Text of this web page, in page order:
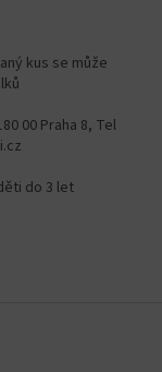
kus se může
00 Praha 8, Tel
do 3 let